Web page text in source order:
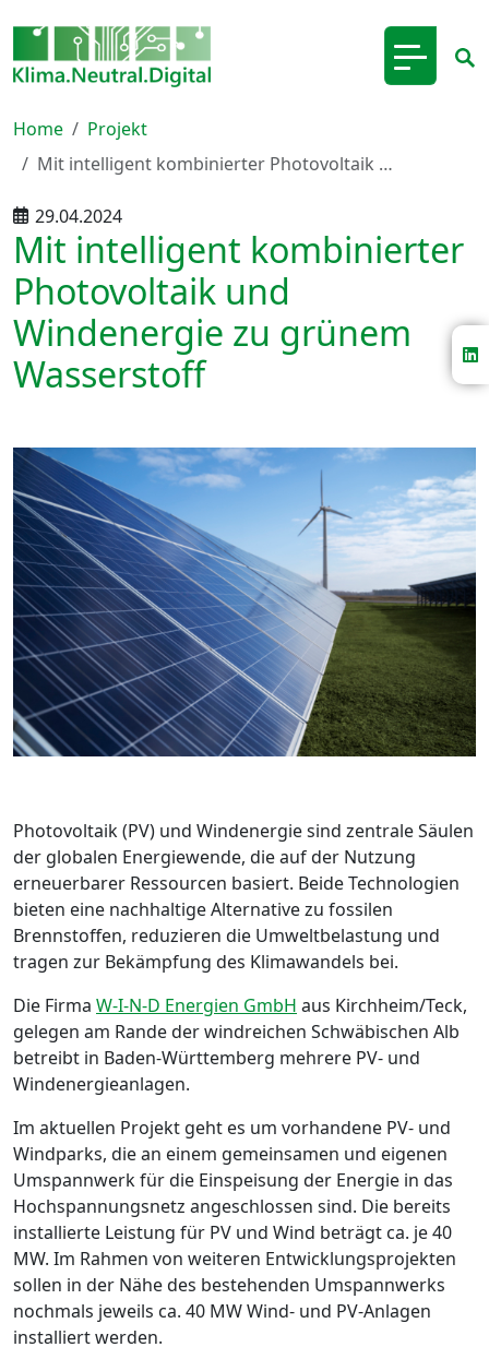
Home
Projekt
Mit intelligent kombinierter Photovoltaik …
29.04.2024
Mit intelligent kombinierter
Photovoltaik und
Windenergie zu grünem
Wasserstoff
Photovoltaik (PV) und Windenergie sind zentrale Säulen
der globalen Energiewende, die auf der Nutzung
erneuerbarer Ressourcen basiert. Beide Technologien
bieten eine nachhaltige Alternative zu fossilen
Brennstoffen, reduzieren die Umweltbelastung und
tragen zur Bekämpfung des Klimawandels bei.
Die Firma W-I-N-D Energien GmbH aus Kirchheim/Teck,
gelegen am Rande der windreichen Schwäbischen Alb
betreibt in Baden-Württemberg mehrere PV- und
Windenergieanlagen.
Im aktuellen Projekt geht es um vorhandene PV- und
Windparks, die an einem gemeinsamen und eigenen
Umspannwerk für die Einspeisung der Energie in das
Hochspannungsnetz angeschlossen sind. Die bereits
installierte Leistung für PV und Wind beträgt ca. je 40
MW. Im Rahmen von weiteren Entwicklungsprojekten
sollen in der Nähe des bestehenden Umspannwerks
nochmals jeweils ca. 40 MW Wind- und PV-Anlagen
installiert werden.